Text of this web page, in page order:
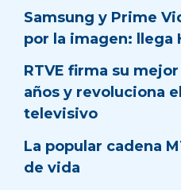
Samsung y Prime
por la imagen: llega
RTVE firma su
años y revoluciona
televisivo
La popular cadena
de vida